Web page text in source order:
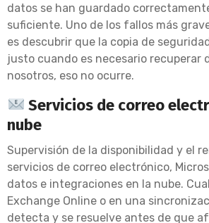
datos se han guardado
suficiente. Uno de los fallos más
es descubrir que la copia de
justo cuando es necesario recuperar
nosotros, eso no ocurre.
Servicios de correo
nube
Supervisión de la disponibilidad y el
servicios de correo electrónico,
datos e integraciones en la nube.
Exchange Online o en una
detecta y se resuelve antes de que